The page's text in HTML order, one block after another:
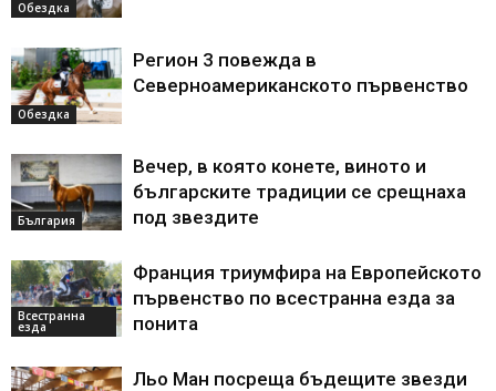
Обездка
Обездка
Регион 3 повежда в
Северноамериканското първенство
България
Вечер, в която конете, виното и
българските традиции се срещнаха
под звездите
Всестранна
езда
Франция триумфира на Европейското
първенство по всестранна езда за
понита
Льо Ман посреща бъдещите звезди